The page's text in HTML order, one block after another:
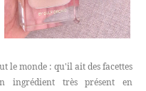
le monde : qu'il ait des facettes
ingrédient très présent en